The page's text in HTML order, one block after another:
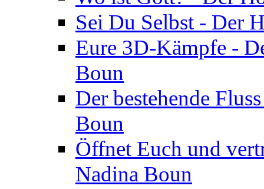
Sei Du Selbst - Der
Eure 3D-Kämpfe -
Boun
Der bestehende
Boun
Öffnet Euch und
Nadina Boun